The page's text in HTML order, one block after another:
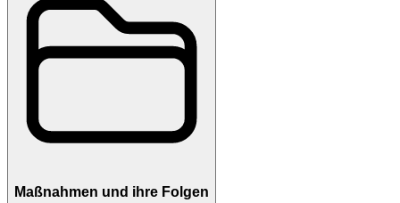
Maßnahmen und ihre Folgen